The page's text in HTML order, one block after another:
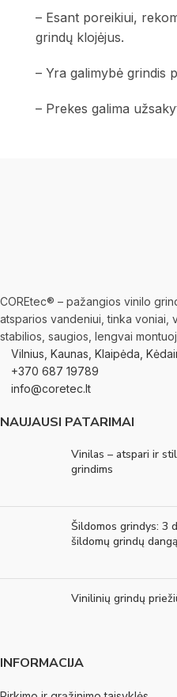
– Esant poreikiui,
grindų klojėjus.
– Yra galimybė grindis
– Prekes galima
COREtec® – pažangios vinilo
atsparios vandeniui, tinka voniai,
stabilios, saugios, lengvai
Vilnius, Kaunas, Klaipėda,
+370 687 19789
info@coretec.lt
NAUJAUSI PATARIMAI
Vinilas – atspari ir
grindims
Šildomos grindys: 3
šildomų grindų dangą
Vinilinių grindų
INFORMACIJA